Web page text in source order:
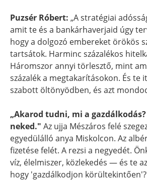
Puzsér Róbert: „A stratégiai
amit te és a bankárhaverjaid úgy
hogy a dolgozó embereket örökös
tartsátok. Harminc százalékos
Háromszor annyi törlesztő, mint
százalék a megtakarításokon. És te
szabott öltönyödben, és azt
„Akarod tudni, mi a
neked." Az ujja Mészáros felé
egyedülálló anya Miskolcon. Az
fizetése felét. A rezsi a negyedét.
víz, élelmiszer, közlekedés — és te
hogy 'gazdálkodjon